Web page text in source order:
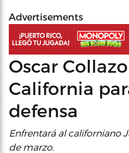
Advertisements
Oscar
California
defensa
Enfrentará al californiano
de marzo.